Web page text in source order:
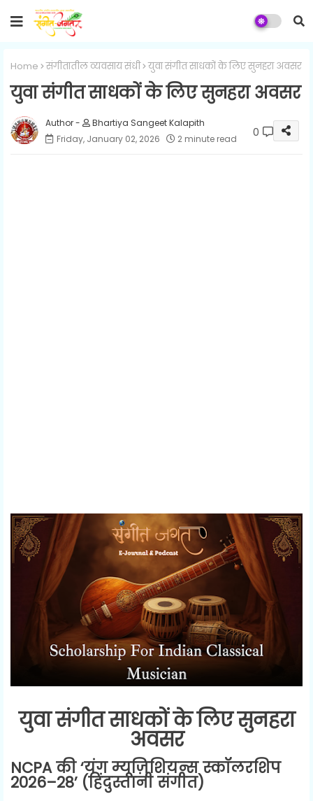
Home संगीतातील व्यवसाय संधी युवा संगीत साधकों के लिए सुनहरा अवसर
युवा संगीत साधकों के लिए सुनहरा अवसर
Bhartiya Sangeet Kalapith
Friday, January 02, 2026
2 minute read 0
युवा संगीत साधकों के लिए सुनहरा
अवसर
NCPA की ‘यंग म्यूज़िशियन्स स्कॉलरशिप
2026–28’ (हिंदुस्तानी संगीत)